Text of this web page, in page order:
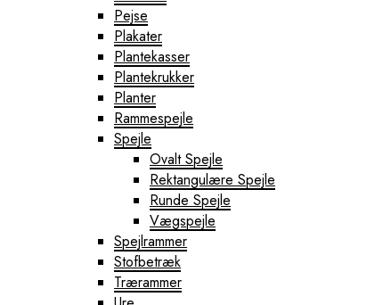
Pejse
Plakater
Plantekasser
Plantekrukker
Planter
Rammespejle
Spejle
Ovalt Spejle
Rektangulære Spejle
Runde Spejle
Vægspejle
Spejlrammer
Stofbetræk
Trærammer